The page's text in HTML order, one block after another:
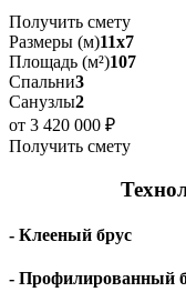
Получить смету
Размеры (м)11х7
Площадь (м²)107
Спальни3
Санузлы2
от 3 420 000 ₽
Получить смету
- Клееный брус
- Профилированный